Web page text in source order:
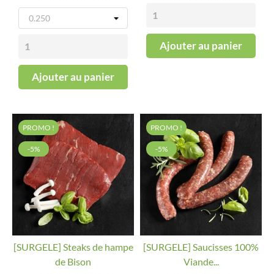
Ajouter au panier
Ajouter au panier
[SURGELE] Steaks de hampe
de Bison
PROMO !
-5%
[SURGELE] Saucisses 100%
Viande...
PROMO !
-5%